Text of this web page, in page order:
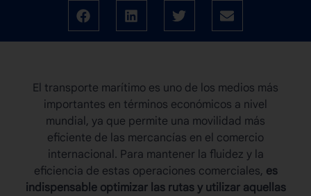
El transporte marítimo es uno de los medios más
importantes en términos económicos a nivel
mundial, ya que permite una movilidad más
eficiente de las mercancías en el comercio
internacional. Para mantener la fluidez y la
eficiencia de estas operaciones comerciales, es
indispensable optimizar las rutas y utilizar aquellas